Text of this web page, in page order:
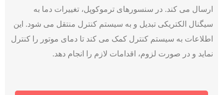
ارسال می‌ کند. در سنسورهای ترموکوپل، تغییرات دما به
سیگنال الکتریکی تبدیل و به سیستم کنترل منتقل می ‌شود. این
اطلاعات به سیستم کنترل کمک می ‌کند تا دمای موتور را کنترل
نماید و در صورت لزوم، اقدامات لازم را انجام دهد.